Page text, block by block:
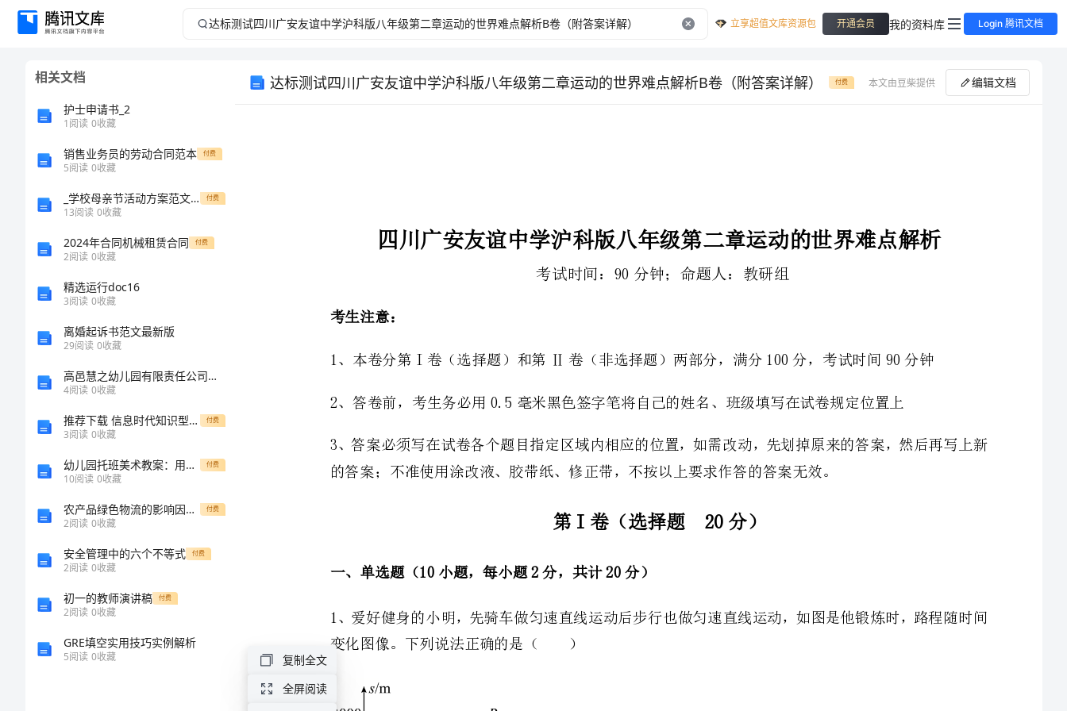
达
立享超值文库资源包 开通会员 我的资料库 Login 腾讯文档
相关文档
护士申请书_2
1阅读 0收藏
销售业务员的劳动合同范本 付费
5阅读 0收藏
_学校母亲节活动方案范文(精选8篇) 付费
13阅读 0收藏
2024年合同机械租赁合同 付费
2阅读 0收藏
精选运行doc16
3阅读 0收藏
离婚起诉书范文最新版
29阅读 0收藏
高邑慧之幼儿园有限责任公司介绍企业发展分析报告
4阅读 0收藏
推荐下载 信息时代知识型员工管理发展的新趋势 付费
3阅读 0收藏
幼儿园托班美术教案：用绘画让孩子们感知和颜色宝宝的情感表达 付费
10阅读 0收藏
农产品绿色物流的影响因素分析与对策研究 付费
2阅读 0收藏
安全管理中的六个不等式 付费
2阅读 0收藏
初一的教师演讲稿 付费
2阅读 0收藏
GRE填空实用技巧实例解析
5阅读 0收藏
达标测试四川广安友谊中学沪科版八年级第二章运动的世界难点解析B卷（附答案详解） 付费 本文由豆柴提供 编辑文档
1、本卷分第I卷（选择题）和第Ⅱ卷（非选择题）两部分，满分100分，考试时间90分钟
的答案；不准使用涂改液、胶带纸、修正带，不按以上要求作答的答案无效。
第I卷（选择题20分）
一、单选题（10小题，每小题2分，共计20分）
1、爱好健身的小明，先骑车做匀速直线运动后步行也做匀速直线运动，如图是他锻炼时，路程随时间
复制全文
全屏阅读